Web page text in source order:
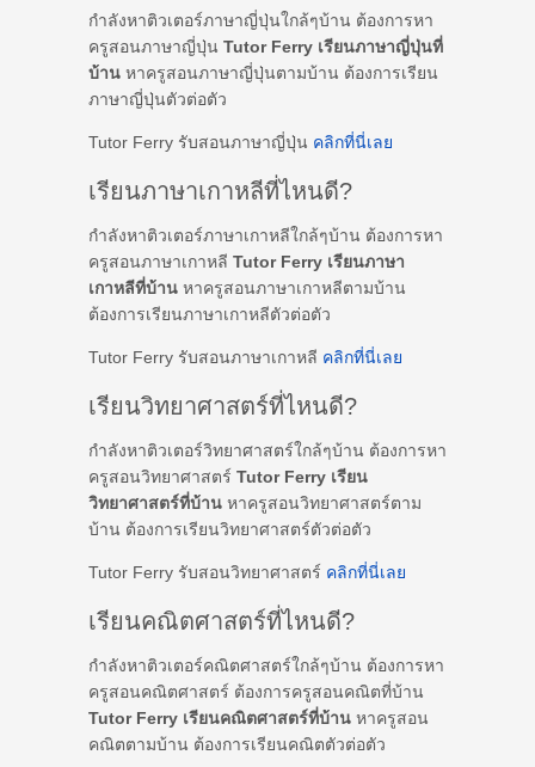
กำลังหาติวเตอร์ภาษาญี่ปุ่นใกล้ๆบ้าน ต้องการหา
ครูสอนภาษาญี่ปุ่น Tutor Ferry เรียนภาษาญี่ปุ่นที่
บ้าน หาครูสอนภาษาญี่ปุ่นตามบ้าน ต้องการเรียน
ภาษาญี่ปุ่นตัวต่อตัว
Tutor Ferry รับสอนภาษาญี่ปุ่น คลิกที่นี่เลย
เรียนภาษาเกาหลีที่ไหนดี?
กำลังหาติวเตอร์ภาษาเกาหลีใกล้ๆบ้าน ต้องการหา
ครูสอนภาษาเกาหลี Tutor Ferry เรียนภาษา
เกาหลีที่บ้าน หาครูสอนภาษาเกาหลีตามบ้าน
ต้องการเรียนภาษาเกาหลีตัวต่อตัว
Tutor Ferry รับสอนภาษาเกาหลี คลิกที่นี่เลย
เรียนวิทยาศาสตร์ที่ไหนดี?
กำลังหาติวเตอร์วิทยาศาสตร์ใกล้ๆบ้าน ต้องการหา
ครูสอนวิทยาศาสตร์ Tutor Ferry เรียน
วิทยาศาสตร์ที่บ้าน หาครูสอนวิทยาศาสตร์ตาม
บ้าน ต้องการเรียนวิทยาศาสตร์ตัวต่อตัว
Tutor Ferry รับสอนวิทยาศาสตร์ คลิกที่นี่เลย
เรียนคณิตศาสตร์ที่ไหนดี?
กำลังหาติวเตอร์คณิตศาสตร์ใกล้ๆบ้าน ต้องการหา
ครูสอนคณิตศาสตร์ ต้องการครูสอนคณิตที่บ้าน
Tutor Ferry เรียนคณิตศาสตร์ที่บ้าน หาครูสอน
คณิตตามบ้าน ต้องการเรียนคณิตตัวต่อตัว